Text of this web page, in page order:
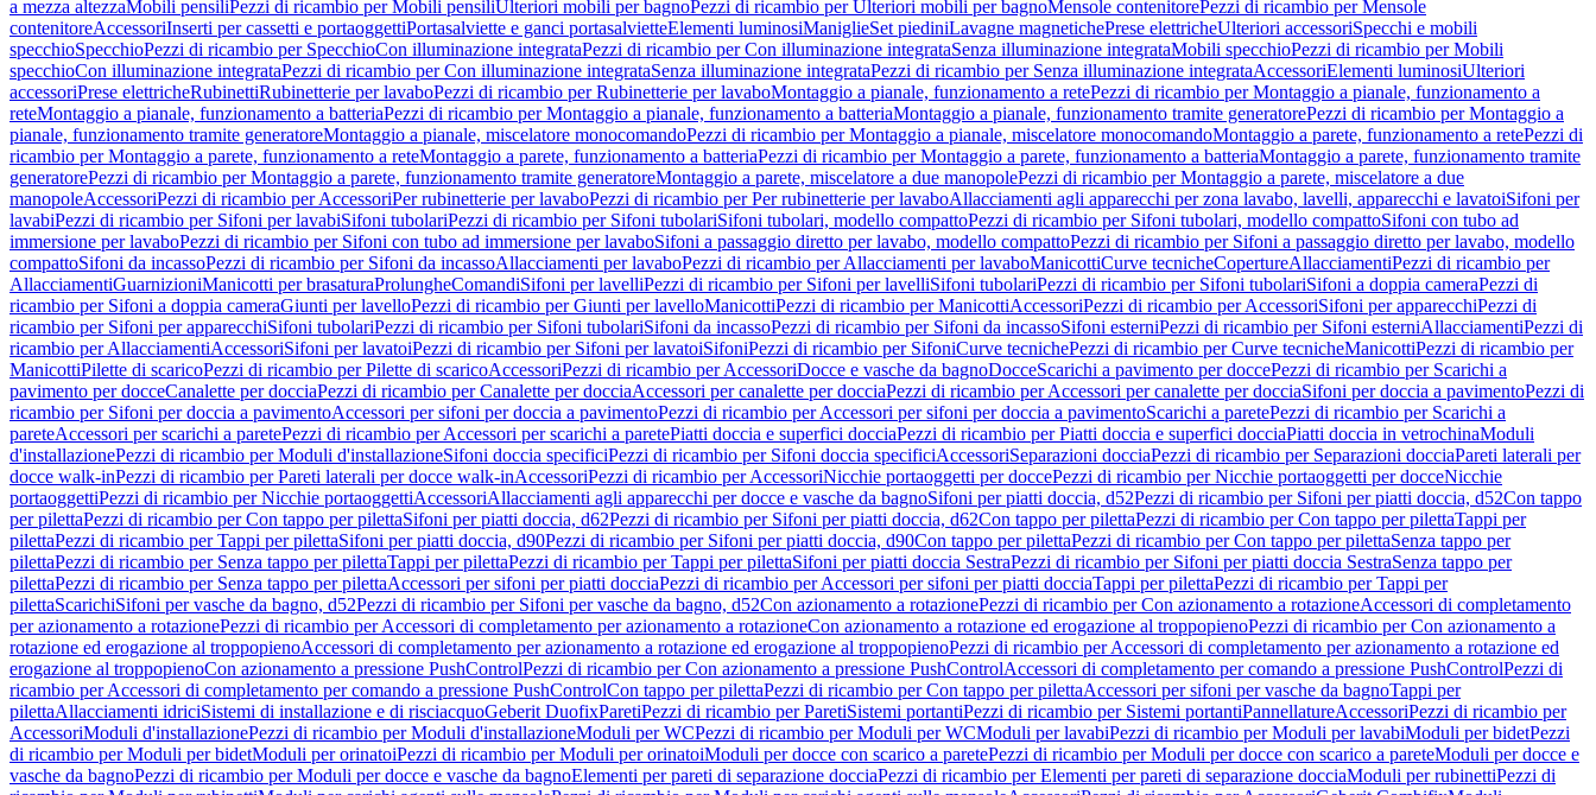
a mezza altezzaMobili pensiliPezzi di ricambio per Mobili pensiliUlteriori mobili per bagnoPezzi di ricambio per Ulteriori mobili per bagnoMensole contenitorePezzi di ricambio per Mensole
contenitoreAccessoriInserti per cassetti e portaoggettiPortasalviette e ganci portasalvietteElementi luminosiManiglieSet piediniLavagne magnetichePrese elettricheUlteriori accessoriSpecchi e mobili
specchioSpecchioPezzi di ricambio per SpecchioCon illuminazione integrataPezzi di ricambio per Con illuminazione integrataSenza illuminazione integrataMobili specchioPezzi di ricambio per Mobili
specchioCon illuminazione integrataPezzi di ricambio per Con illuminazione integrataSenza illuminazione integrataPezzi di ricambio per Senza illuminazione integrataAccessoriElementi luminosiUlteriori
accessoriPrese elettricheRubinettiRubinetterie per lavaboPezzi di ricambio per Rubinetterie per lavaboMontaggio a pianale, funzionamento a retePezzi di ricambio per Montaggio a pianale, funzionamento a
reteMontaggio a pianale, funzionamento a batteriaPezzi di ricambio per Montaggio a pianale, funzionamento a batteriaMontaggio a pianale, funzionamento tramite generatorePezzi di ricambio per Montaggio a
pianale, funzionamento tramite generatoreMontaggio a pianale, miscelatore monocomandoPezzi di ricambio per Montaggio a pianale, miscelatore monocomandoMontaggio a parete, funzionamento a retePezzi di
ricambio per Montaggio a parete, funzionamento a reteMontaggio a parete, funzionamento a batteriaPezzi di ricambio per Montaggio a parete, funzionamento a batteriaMontaggio a parete, funzionamento tramite
generatorePezzi di ricambio per Montaggio a parete, funzionamento tramite generatoreMontaggio a parete, miscelatore a due manopolePezzi di ricambio per Montaggio a parete, miscelatore a due
manopoleAccessoriPezzi di ricambio per AccessoriPer rubinetterie per lavaboPezzi di ricambio per Per rubinetterie per lavaboAllacciamenti agli apparecchi per zona lavabo, lavelli, apparecchi e lavatoiSifoni per
lavabiPezzi di ricambio per Sifoni per lavabiSifoni tubolariPezzi di ricambio per Sifoni tubolariSifoni tubolari, modello compattoPezzi di ricambio per Sifoni tubolari, modello compattoSifoni con tubo ad
immersione per lavaboPezzi di ricambio per Sifoni con tubo ad immersione per lavaboSifoni a passaggio diretto per lavabo, modello compattoPezzi di ricambio per Sifoni a passaggio diretto per lavabo, modello
compattoSifoni da incassoPezzi di ricambio per Sifoni da incassoAllacciamenti per lavaboPezzi di ricambio per Allacciamenti per lavaboManicottiCurve tecnicheCopertureAllacciamentiPezzi di ricambio per
AllacciamentiGuarnizioniManicotti per brasaturaProlungheComandiSifoni per lavelliPezzi di ricambio per Sifoni per lavelliSifoni tubolariPezzi di ricambio per Sifoni tubolariSifoni a doppia cameraPezzi di
ricambio per Sifoni a doppia cameraGiunti per lavelloPezzi di ricambio per Giunti per lavelloManicottiPezzi di ricambio per ManicottiAccessoriPezzi di ricambio per AccessoriSifoni per apparecchiPezzi di
ricambio per Sifoni per apparecchiSifoni tubolariPezzi di ricambio per Sifoni tubolariSifoni da incassoPezzi di ricambio per Sifoni da incassoSifoni esterniPezzi di ricambio per Sifoni esterniAllacciamentiPezzi di
ricambio per AllacciamentiAccessoriSifoni per lavatoiPezzi di ricambio per Sifoni per lavatoiSifoniPezzi di ricambio per SifoniCurve tecnichePezzi di ricambio per Curve tecnicheManicottiPezzi di ricambio per
ManicottiPilette di scaricoPezzi di ricambio per Pilette di scaricoAccessoriPezzi di ricambio per AccessoriDocce e vasche da bagnoDocceScarichi a pavimento per doccePezzi di ricambio per Scarichi a
pavimento per docceCanalette per docciaPezzi di ricambio per Canalette per docciaAccessori per canalette per docciaPezzi di ricambio per Accessori per canalette per docciaSifoni per doccia a pavimentoPezzi di
ricambio per Sifoni per doccia a pavimentoAccessori per sifoni per doccia a pavimentoPezzi di ricambio per Accessori per sifoni per doccia a pavimentoScarichi a paretePezzi di ricambio per Scarichi a
pareteAccessori per scarichi a paretePezzi di ricambio per Accessori per scarichi a paretePiatti doccia e superfici docciaPezzi di ricambio per Piatti doccia e superfici docciaPiatti doccia in vetrochinaModuli
d'installazionePezzi di ricambio per Moduli d'installazioneSifoni doccia specificiPezzi di ricambio per Sifoni doccia specificiAccessoriSeparazioni docciaPezzi di ricambio per Separazioni docciaPareti laterali per
docce walk-inPezzi di ricambio per Pareti laterali per docce walk-inAccessoriPezzi di ricambio per AccessoriNicchie portaoggetti per doccePezzi di ricambio per Nicchie portaoggetti per docceNicchie
portaoggettiPezzi di ricambio per Nicchie portaoggettiAccessoriAllacciamenti agli apparecchi per docce e vasche da bagnoSifoni per piatti doccia, d52Pezzi di ricambio per Sifoni per piatti doccia, d52Con tappo
per pilettaPezzi di ricambio per Con tappo per pilettaSifoni per piatti doccia, d62Pezzi di ricambio per Sifoni per piatti doccia, d62Con tappo per pilettaPezzi di ricambio per Con tappo per pilettaTappi per
pilettaPezzi di ricambio per Tappi per pilettaSifoni per piatti doccia, d90Pezzi di ricambio per Sifoni per piatti doccia, d90Con tappo per pilettaPezzi di ricambio per Con tappo per pilettaSenza tappo per
pilettaPezzi di ricambio per Senza tappo per pilettaTappi per pilettaPezzi di ricambio per Tappi per pilettaSifoni per piatti doccia SestraPezzi di ricambio per Sifoni per piatti doccia SestraSenza tappo per
pilettaPezzi di ricambio per Senza tappo per pilettaAccessori per sifoni per piatti docciaPezzi di ricambio per Accessori per sifoni per piatti docciaTappi per pilettaPezzi di ricambio per Tappi per
pilettaScarichiSifoni per vasche da bagno, d52Pezzi di ricambio per Sifoni per vasche da bagno, d52Con azionamento a rotazionePezzi di ricambio per Con azionamento a rotazioneAccessori di completamento
per azionamento a rotazionePezzi di ricambio per Accessori di completamento per azionamento a rotazioneCon azionamento a rotazione ed erogazione al troppopienoPezzi di ricambio per Con azionamento a
rotazione ed erogazione al troppopienoAccessori di completamento per azionamento a rotazione ed erogazione al troppopienoPezzi di ricambio per Accessori di completamento per azionamento a rotazione ed
erogazione al troppopienoCon azionamento a pressione PushControlPezzi di ricambio per Con azionamento a pressione PushControlAccessori di completamento per comando a pressione PushControlPezzi di
ricambio per Accessori di completamento per comando a pressione PushControlCon tappo per pilettaPezzi di ricambio per Con tappo per pilettaAccessori per sifoni per vasche da bagnoTappi per
pilettaAllacciamenti idriciSistemi di installazione e di risciacquoGeberit DuofixParetiPezzi di ricambio per ParetiSistemi portantiPezzi di ricambio per Sistemi portantiPannellatureAccessoriPezzi di ricambio per
AccessoriModuli d'installazionePezzi di ricambio per Moduli d'installazioneModuli per WCPezzi di ricambio per Moduli per WCModuli per lavabiPezzi di ricambio per Moduli per lavabiModuli per bidetPezzi
di ricambio per Moduli per bidetModuli per orinatoiPezzi di ricambio per Moduli per orinatoiModuli per docce con scarico a paretePezzi di ricambio per Moduli per docce con scarico a pareteModuli per docce e
vasche da bagnoPezzi di ricambio per Moduli per docce e vasche da bagnoElementi per pareti di separazione docciaPezzi di ricambio per Elementi per pareti di separazione docciaModuli per rubinettiPezzi di